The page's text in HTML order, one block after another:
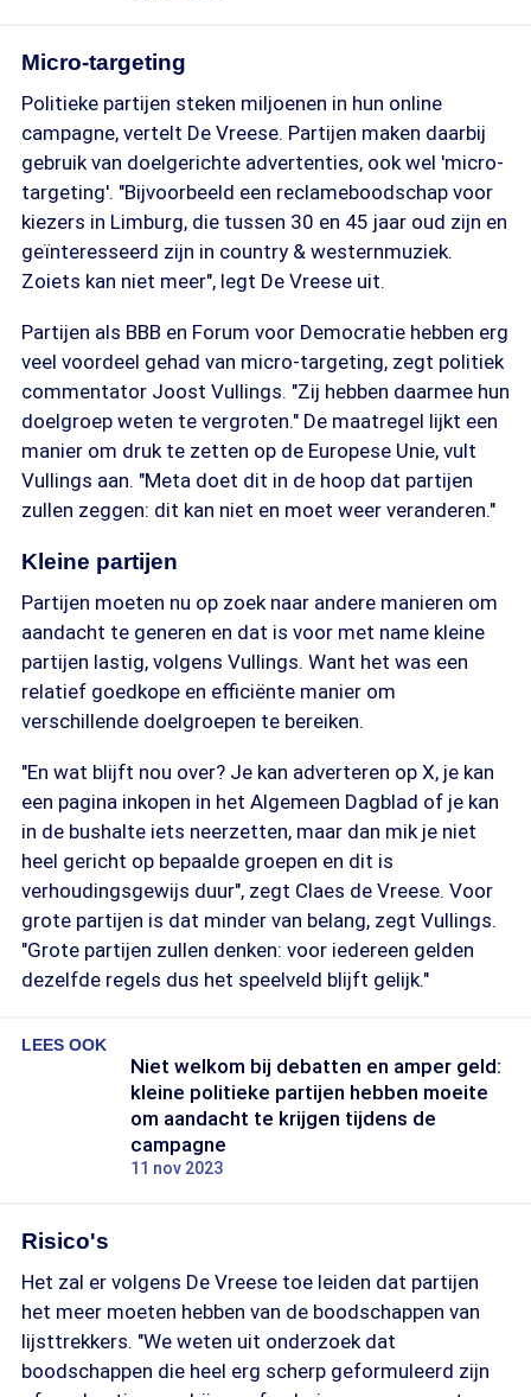
Micro-targeting
Politieke partijen steken miljoenen in hun online
campagne, vertelt De Vreese. Partijen maken daarbij
gebruik van doelgerichte advertenties, ook wel 'micro-
targeting'. "Bijvoorbeeld een reclameboodschap voor
kiezers in Limburg, die tussen 30 en 45 jaar oud zijn en
geïnteresseerd zijn in country & westernmuziek.
Zoiets kan niet meer", legt De Vreese uit.
Partijen als BBB en Forum voor Democratie hebben erg
veel voordeel gehad van micro-targeting, zegt politiek
commentator Joost Vullings. "Zij hebben daarmee hun
doelgroep weten te vergroten." De maatregel lijkt een
manier om druk te zetten op de Europese Unie, vult
Vullings aan. "Meta doet dit in de hoop dat partijen
zullen zeggen: dit kan niet en moet weer veranderen."
Kleine partijen
Partijen moeten nu op zoek naar andere manieren om
aandacht te generen en dat is voor met name kleine
partijen lastig, volgens Vullings. Want het was een
relatief goedkope en efficiënte manier om
verschillende doelgroepen te bereiken.
"En wat blijft nou over? Je kan adverteren op X, je kan
een pagina inkopen in het Algemeen Dagblad of je kan
in de bushalte iets neerzetten, maar dan mik je niet
heel gericht op bepaalde groepen en dit is
verhoudingsgewijs duur", zegt Claes de Vreese. Voor
grote partijen is dat minder van belang, zegt Vullings.
"Grote partijen zullen denken: voor iedereen gelden
dezelfde regels dus het speelveld blijft gelijk."
LEES OOK
Niet welkom bij debatten en amper geld:
kleine politieke partijen hebben moeite
om aandacht te krijgen tijdens de
campagne
11 nov 2023
Risico's
Het zal er volgens De Vreese toe leiden dat partijen
het meer moeten hebben van de boodschappen van
lijsttrekkers. "We weten uit onderzoek dat
boodschappen die heel erg scherp geformuleerd zijn